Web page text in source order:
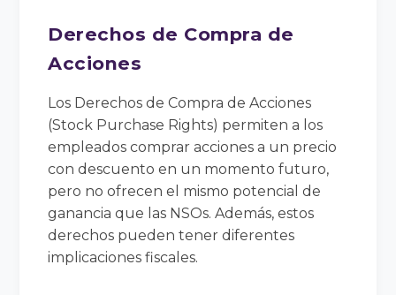
Derechos de Compra de
Acciones
Los Derechos de Compra de Acciones
(Stock Purchase Rights) permiten a los
empleados comprar acciones a un precio
con descuento en un momento futuro,
pero no ofrecen el mismo potencial de
ganancia que las NSOs. Además, estos
derechos pueden tener diferentes
implicaciones fiscales.